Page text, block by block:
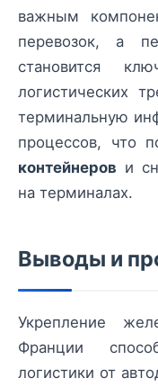
важным
перевозок, а
становится
логистических
терминальную
процессов, что
контейнеров и
на терминалах.
Выводы и
Укрепление
Франции
логистики от